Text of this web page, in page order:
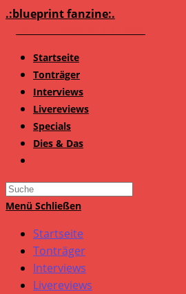
Zum
.:blueprint fanzine:.
Startseite
Tonträger
Interviews
Livereviews
Specials
Dies & Das
Search
this
Menü Schließen
Startseite
Tonträger
Interviews
Livereviews